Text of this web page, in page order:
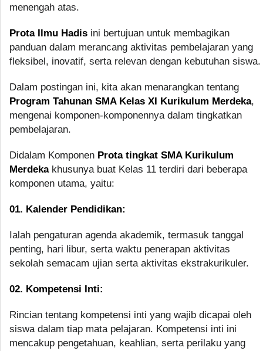
menengah atas.
Prota Ilmu Hadis ini bertujuan untuk membagikan
panduan dalam merancang aktivitas pembelajaran yang
fleksibel, inovatif, serta relevan dengan kebutuhan siswa.
Dalam postingan ini, kita akan menarangkan tentang
Program Tahunan SMA Kelas XI Kurikulum Merdeka,
mengenai komponen-komponennya dalam tingkatkan
pembelajaran.
Didalam Komponen Prota tingkat SMA Kurikulum
Merdekakhusunya buat Kelas 11 terdiri dari beberapa
komponen utama, yaitu:
01. Kalender Pendidikan:
Ialah pengaturan agenda akademik, termasuk tanggal
penting, hari libur, serta waktu penerapan aktivitas
sekolah semacam ujian serta aktivitas ekstrakurikuler.
02. Kompetensi Inti:
Rincian tentang kompetensi inti yang wajib dicapai oleh
siswa dalam tiap mata pelajaran. Kompetensi inti ini
mencakup pengetahuan, keahlian, serta perilaku yang